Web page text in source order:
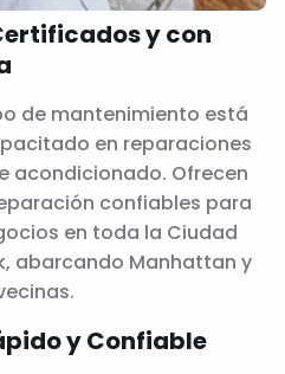
y con
de mantenimiento está
en reparaciones
acondicionado. Ofrecen
confiables para
en toda la Ciudad
abarcando Manhattan y
y Confiable